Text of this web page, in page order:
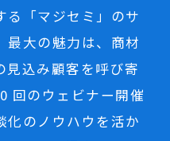
る「マジセミ」のサ
最大の魅力は、商材
見込み顧客を呼び寄
回のウェビナー開催
化のノウハウを活か